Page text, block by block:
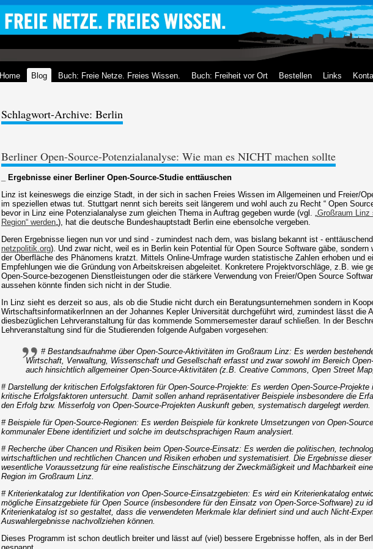
Home Blog Buch: Freie Netze. Freies Wissen. Buch: Freiheit vor Ort Bestellen Links
Schlagwort-Archive: Berlin
Berliner Open-Source-Potenzialanalyse: Wie man es NICHT machen sollte
_ Ergebnisse einer Berliner Open-Source-Studie enttäuschen
Linz ist keineswegs die einzige Stadt, in der sich in sachen Freies Wissen im Allgemeinen und Freier/
im speziellen etwas tut. Stuttgart nennt sich bereits seit längerem und wohl auch zu Recht “ Open
bevor in Linz eine Potenzialanalyse zum gleichen Thema in Auftrag gegeben wurde (vgl. „Großraum Linz
Region“ werden„), hat die deutsche Bundeshauptstadt Berlin eine ebensolche vergeben.
Deren Ergebnisse liegen nun vor und sind - zumindest nach dem, was bislang bekannt ist -
netzpolitik.org). Und zwar nicht, weil es in Berlin kein Potential für Open Source Software gäbe, sondern
der Oberfläche des Phänomens kratzt. Mittels Online-Umfrage wurden statistische Zahlen erhoben und
Empfehlungen wie die Gründung von Arbeitskreisen abgeleitet. Konkretere Projektvorschläge, z.B. wie
Open-Source-bezogenen Dienstleistungen oder die stärkere Verwendung von Freier/Open Source
aussehen könnte finden sich nicht in der Studie.
In Linz sieht es derzeit so aus, als ob die Studie nicht durch ein Beratungsunternehmen sondern in
WirtschaftsinformatikerInnen an der Johannes Kepler Universität durchgeführt wird, zumindest lässt die
diesbezüglichen Lehrveranstaltung für das kommende Sommersemester darauf schließen. In der
Lehrveranstaltung sind für die Studierenden folgende Aufgaben vorgesehen:
# Bestandsaufnahme über Open-Source-Aktivitäten im Großraum Linz: Es werden
Wirtschaft, Verwaltung, Wissenschaft und Gesellschaft erfasst und zwar sowohl im Bereich
auch hinsichtlich allgemeiner Open-Source-Aktivitäten (z.B. Creative Commons, Open Street
# Darstellung der kritischen Erfolgsfaktoren für Open-Source-Projekte: Es werden Open-Source-Projekte
kritische Erfolgsfaktoren untersucht. Damit sollen anhand repräsentativer Beispiele insbesondere die
den Erfolg bzw. Misserfolg von Open-Source-Projekten Auskunft geben, systematisch dargelegt werden.
# Beispiele für Open-Source-Regionen: Es werden Beispiele für konkrete Umsetzungen von Open-
kommunaler Ebene identifiziert und solche im deutschsprachigen Raum analysiert.
# Recherche über Chancen und Risiken beim Open-Source-Einsatz: Es werden die politischen,
wirtschaftlichen und rechtlichen Chancen und Risiken erhoben und systematisiert. Die Ergebnisse
wesentliche Voraussetzung für eine realistische Einschätzung der Zweckmäßigkeit und Machbarkeit
Region im Großraum Linz.
# Kriterienkatalog zur Identifikation von Open-Source-Einsatzgebieten: Es wird ein Kriterienkatalog
mögliche Einsatzgebiete für Open Source (insbesondere für den Einsatz von Open-Sorce-Software) zu
Kriterienkatalog ist so gestaltet, dass die verwendeten Merkmale klar definiert sind und auch Nicht-
Auswahlergebnisse nachvollziehen können.
Dieses Programm ist schon deutlich breiter und lässt auf (viel) bessere Ergebnisse hoffen, als in der